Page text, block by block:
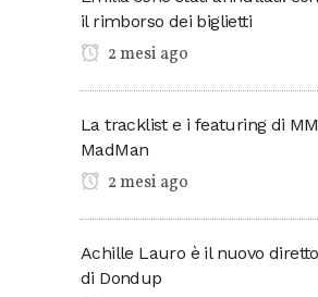
il rimborso dei biglietti
2 mesi ago
La tracklist e i featuring di
MadMan
2 mesi ago
Achille Lauro è il nuovo
di Dondup